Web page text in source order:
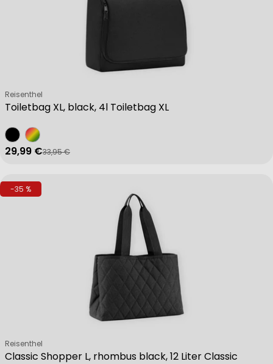
Toiletbag XL, black, 4l Toiletbag XL
Verkäufer:
Reisenthel
Verkaufspreis
29,99 €
Regulärer Preis
33,95 €
-35 %
Classic Shopper L, rhombus black, 12 Liter Classic
Verkäufer:
Reisenthel